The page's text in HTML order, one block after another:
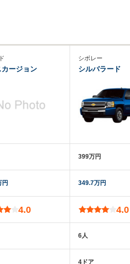
カージョン
円
4.0
シボレー
シルバラード
399万円
349.7万円
4.0
6人
4ドア